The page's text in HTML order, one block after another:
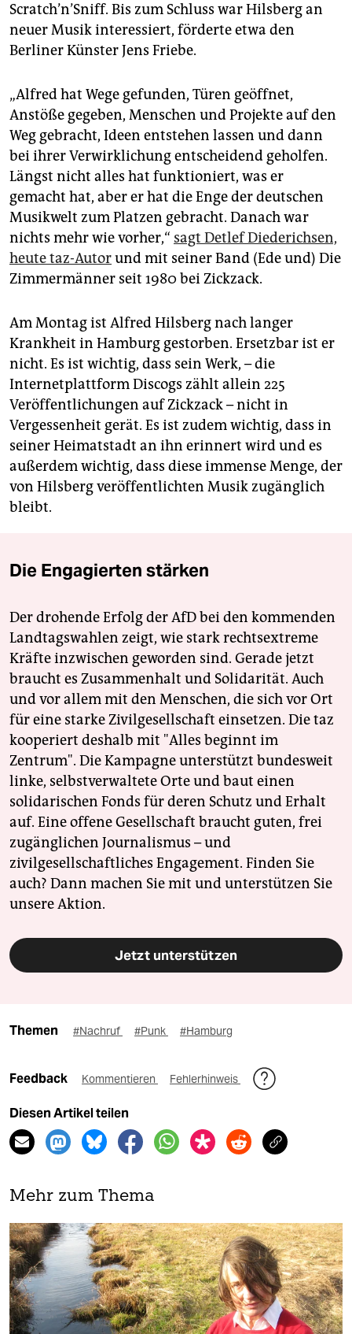
Scratch’n’Sniff. Bis zum Schluss war Hilsberg an
neuer Musik interessiert, förderte etwa den
Berliner Künster Jens Friebe.
„Alfred hat Wege gefunden, Türen geöffnet,
Anstöße gegeben, Menschen und Projekte auf den
Weg gebracht, Ideen entstehen lassen und dann
bei ihrer Verwirklichung entscheidend geholfen.
Längst nicht alles hat funktioniert, was er
gemacht hat, aber er hat die Enge der deutschen
Musikwelt zum Platzen gebracht. Danach war
nichts mehr wie vorher,“ sagt Detlef Diederichsen,
heute taz-Autorund mit seiner Band (Ede und) Die
Zimmermänner seit 1980 bei Zickzack.
Am Montag ist Alfred Hilsberg nach langer
Krankheit in Hamburg gestorben. Ersetzbar ist er
nicht. Es ist wichtig, dass sein Werk, – die
Internetplattform Discogs zählt allein 225
Veröffentlichungen auf Zickzack – nicht in
Vergessenheit gerät. Es ist zudem wichtig, dass in
seiner Heimatstadt an ihn erinnert wird und es
außerdem wichtig, dass diese immense Menge, der
von Hilsberg veröffentlichten Musik zugänglich
bleibt.
Die Engagierten stärken
Der drohende Erfolg der AfD bei den kommenden
Landtagswahlen zeigt, wie stark rechtsextreme
Kräfte inzwischen geworden sind. Gerade jetzt
braucht es Zusammenhalt und Solidarität. Auch
und vor allem mit den Menschen, die sich vor Ort
für eine starke Zivilgesellschaft einsetzen. Die taz
kooperiert deshalb mit "Alles beginnt im
Zentrum". Die Kampagne unterstützt bundesweit
linke, selbstverwaltete Orte und baut einen
solidarischen Fonds für deren Schutz und Erhalt
auf. Eine offene Gesellschaft braucht guten, frei
zugänglichen Journalismus – und
zivilgesellschaftliches Engagement. Finden Sie
auch? Dann machen Sie mit und unterstützen Sie
unsere Aktion.
Jetzt unterstützen
Themen #Nachruf #Punk #Hamburg
Feedback Kommentieren Fehlerhinweis
Diesen Artikel teilen
Mehr zum Thema